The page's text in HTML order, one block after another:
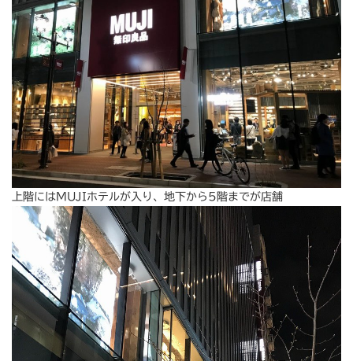
上階にはMUJIホテルが入り、地下から5階までが店舗